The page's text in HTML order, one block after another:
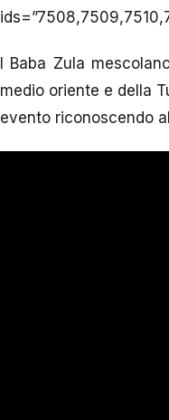
I Baba Zula
medio oriente e della
evento riconoscendo